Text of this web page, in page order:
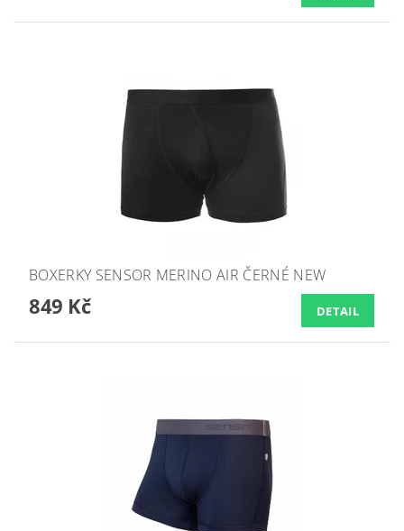
BOXERKY SENSOR MERINO AIR ČERNÉ NEW
849 Kč DETAIL